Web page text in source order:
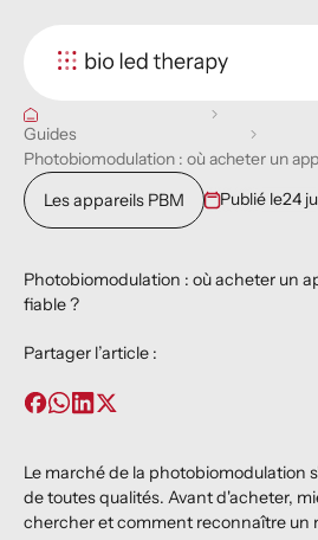
Guides
Photobiomodulation : où acheter un
Les appareils PBM
Publié le24
Photobiomodulation : où acheter un
fiable ?
Partager l’article :
Le marché de la photobiomodulation
de toutes qualités. Avant d'acheter,
chercher et comment reconnaître un